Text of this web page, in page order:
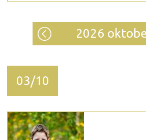
2026
03/10